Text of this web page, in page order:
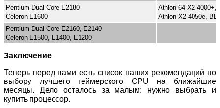
Pentium Dual-Core E2180
Celeron E1600
Athlon 64 X2 4000+,
Athlon X2 4050e,
Pentium Dual-Core E2160, E2140
Celeron E1500, E1400, E1200
Заключение
Теперь перед вами есть список наших рекомендаций по
выбору лучшего геймерского CPU на ближайшие
месяцы. Дело осталось за малым: нужно выбрать и
купить процессор.